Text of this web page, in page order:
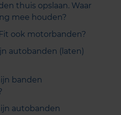
thuis opslaan. Waar
mee houden?
ook motorbanden?
autobanden (laten)
banden
autobanden